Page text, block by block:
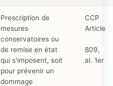
Prescription de
mesures
conservatoires ou
de remise en état
qui s'imposent, soit
pour prévenir un
dommage
CCP
Article
809,
al. 1er